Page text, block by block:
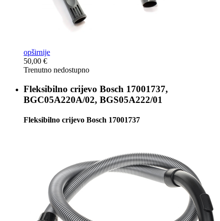
opširnije
50,00 €
Trenutno nedostupno
Fleksibilno crijevo Bosch 17001737,
BGC05A220A/02, BGS05A222/01
Fleksibilno crijevo Bosch 17001737